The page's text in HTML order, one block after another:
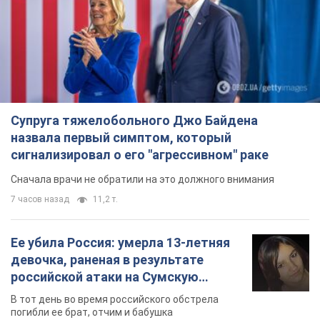
Супруга тяжелобольного Джо Байдена
назвала первый симптом, который
сигнализировал о его "агрессивном" раке
Сначала врачи не обратили на это должного внимания
7 часов назад 11,2 т.
Ее убила Россия: умерла 13-летняя
девочка, раненая в результате
российской атаки на Сумскую
область. Фото
В тот день во время российского обстрела
погибли ее брат, отчим и бабушка